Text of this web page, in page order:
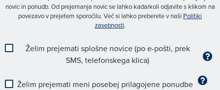
novic in ponudb. Od prejemanja novic se lahko kadarkoli odjavite s klikom na
povezavo v prejetem sporočilu. Več si lahko preberete v naši Politiki
zasebnosti.
Želim prejemati splošne novice (po e-pošti, prek
SMS, telefonskega klica)
Želim prejemati meni posebej prilagojene ponudbe